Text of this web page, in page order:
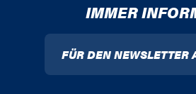
IMMER
FÜR DEN NEWSLETTER